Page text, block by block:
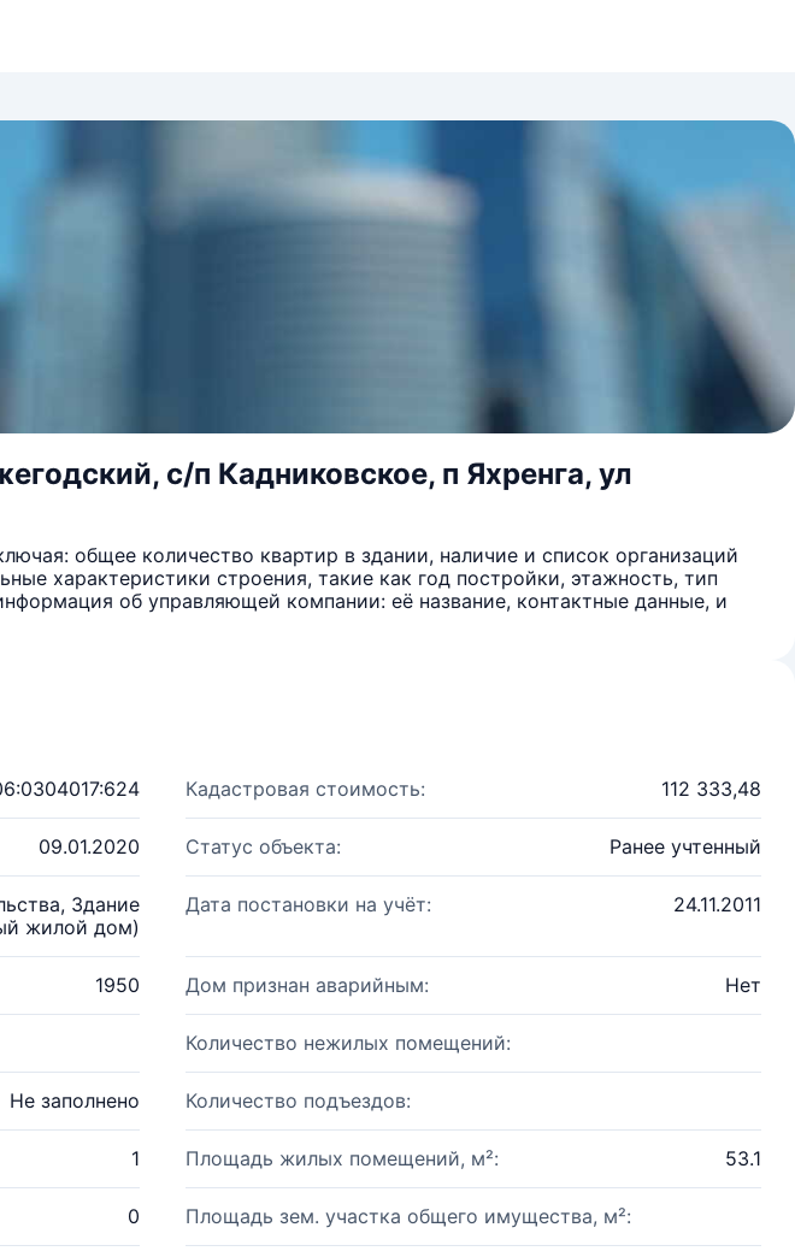
с/п Кадниковское, п Яхренга, ул
общее количество квартир в здании, наличие и список организаций
характеристики строения, такие как год постройки, этажность, тип
об управляющей компании: её название, контактные данные, и
Кадастровая стоимость: 112 333,48
09.01.2020 Статус объекта: Ранее учтенный
Здание
жилой дом)
Дата постановки на учёт: 24.11.2011
1950 Дом признан аварийным: Нет
Количество нежилых помещений:
Не заполнено Количество подъездов:
1 Площадь жилых помещений, м²: 53.1
0 Площадь зем. участка общего имущества, м²: